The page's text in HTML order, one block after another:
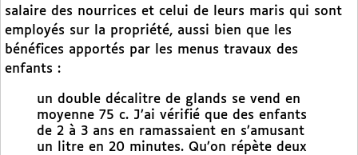
salaire des nourrices et celui de leurs maris qui sont
employés sur la propriété, aussi bien que les
bénéfices apportés par les menus travaux des
enfants :
un double décalitre de glands se vend en
moyenne 75 c. J’ai vérifié que des enfants
de 2 à 3 ans en ramassaient en s’amusant
un litre en 20 minutes. Qu’on répète deux